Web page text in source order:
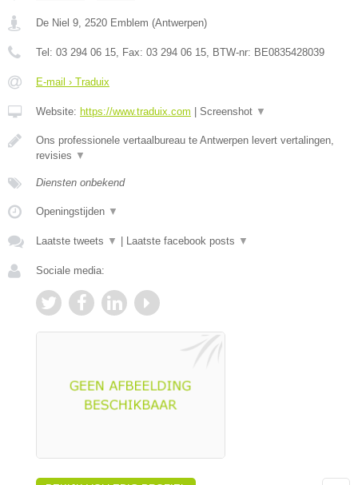
De Niel 9 2520 Emblem (Antwerpen)
Tel: 03 294 06 15 , Fax: 03 294 06 15 , BTW-nr: BE0835428039
E-mail › Traduix
Website: https://www.traduix.com Screenshot ▼
Ons professionele vertaalbureau te Antwerpen levert vertalingen,
revisies ▼
Diensten onbekend
Openingstijden ▼
Laatste tweets ▼ Laatste facebook posts ▼
Sociale media: